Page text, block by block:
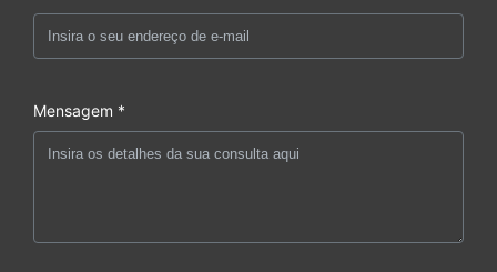
Mensagem *